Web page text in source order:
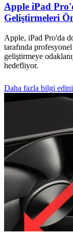
Apple iPad
Geliştirmeleri
Apple, iPad Pro'da
tarafında
geliştirmeye
hedefliyor.
Daha fazla bilgi